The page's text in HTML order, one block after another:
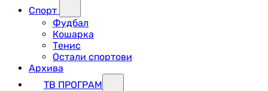
Спорт
Фудбал
Кошарка
Тенис
Остали спортови
Архива
ТВ ПРОГРАМ